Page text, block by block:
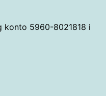
konto 5960-8021818 i